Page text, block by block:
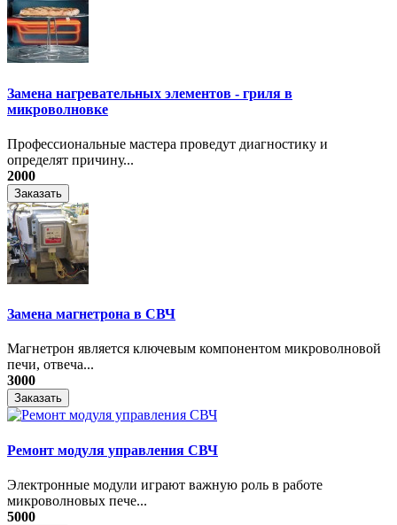
Замена нагревательных элементов - гриля в
микроволновке
Профессиональные мастера проведут диагностику и
определят причину...
2000
Заказать
Замена магнетрона в СВЧ
Магнетрон является ключевым компонентом микроволновой
печи, отвеча...
3000
Заказать
Ремонт модуля управления СВЧ
​Электронные модули играют важную роль в работе
микроволновых пече...
5000